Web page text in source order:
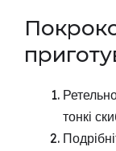
тонкі